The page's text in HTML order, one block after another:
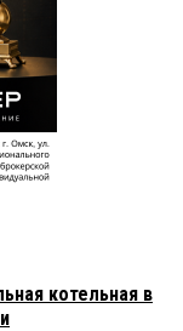
котельная в